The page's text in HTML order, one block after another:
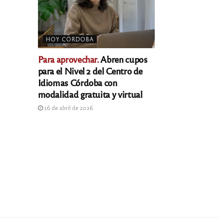
HOY CÓRDOBA
Para aprovechar.Abren cupos
para el Nivel 2 del Centro de
Idiomas Córdoba con
modalidad gratuita y virtual
16 de abril de 2026